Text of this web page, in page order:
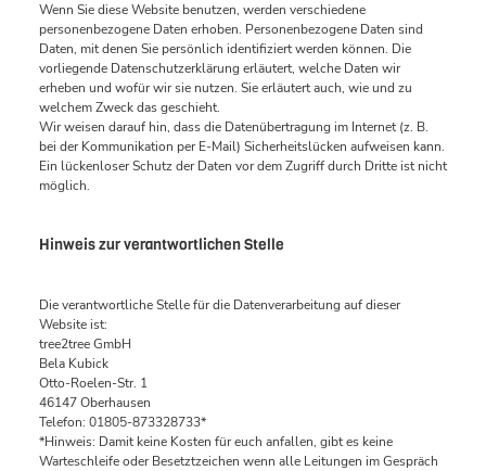
Wenn Sie diese Website benutzen, werden verschiedene
personenbezogene Daten erhoben. Personenbezogene Daten sind
Daten, mit denen Sie persönlich identifiziert werden können. Die
vorliegende Datenschutzerklärung erläutert, welche Daten wir
erheben und wofür wir sie nutzen. Sie erläutert auch, wie und zu
welchem Zweck das geschieht.
Wir weisen darauf hin, dass die Datenübertragung im Internet (z. B.
bei der Kommunikation per E-Mail) Sicherheitslücken aufweisen kann.
Ein lückenloser Schutz der Daten vor dem Zugriff durch Dritte ist nicht
möglich.
Hinweis zur verantwortlichen Stelle
Die verantwortliche Stelle für die Datenverarbeitung auf dieser
Website ist:
tree2tree GmbH
Bela Kubick
Otto-Roelen-Str. 1
46147 Oberhausen
Telefon: 01805-873328733*
*Hinweis: Damit keine Kosten für euch anfallen, gibt es keine
Warteschleife oder Besetztzeichen wenn alle Leitungen im Gespräch